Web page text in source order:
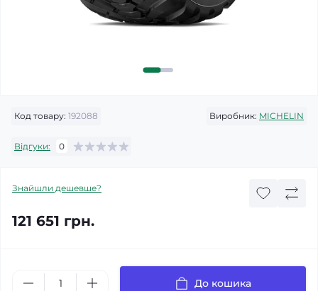
Код товару: 192088 Виробник: MICHELIN
Відгуки: 0
Знайшли дешевше?
121 651 грн.
До кошика